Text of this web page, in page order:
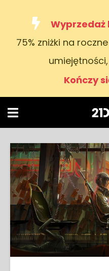
Wyprzedaż
75% zniżki na
Kończy
Kursy
O nas
Zaloguj się
Polski